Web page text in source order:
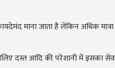
माना जाता है लेकिन अधिक
दस्त आदि की परेशानी में इसका